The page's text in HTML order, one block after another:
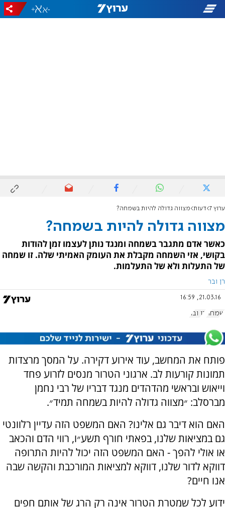
-
+
ערוץ 7 דעות מצווה גדולה להיות בשמחה?
מצווה גדולה להיות בשמחה?
כאשר אדם מתגבר בשמחה ומנגד נותן לעצמו זמן להודות
בקושי, אזי השמחה מקבלת את העומק האמיתי שלה. זו שמחה
של התעלות ולא של התעלמות.
רן ובר
21.03.16, 16:59
שמחה רן ובר
פותח את המחשב, עוד אירוע דקירה. על המסך מרצדות
תמונות קורעות לב. ארגוני הטרור מנסים לזרוע פחד
וייאוש ובראשי מהדהדים מנגד דבריו של רבי נחמן
מברסלב: ״מצווה גדולה להיות בשמחה תמיד״.
האם הוא דיבר גם אלינו? האם המשפט הזה עדיין רלוונטי
גם במציאות שלנו, בפאתי חורף תשע״ו, רווי הדם והכאב
או אולי להפך - האם המשפט הזה יכול להיות התרופה
דווקא לדור שלנו, דווקא למציאות המורכבת והקשה שבה
אנו חיים?
ידוע לכל שמטרת הטרור אינה רק הרג של אותם חפים